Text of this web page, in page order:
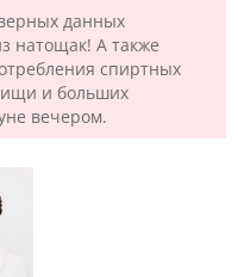
данных
натощак! А также
спиртных
и больших
вечером.